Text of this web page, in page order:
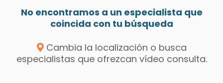
No encontramos a un especialista que
coincida con tu búsqueda
Cambia la localización o busca
especialistas que ofrezcan vídeo consulta.